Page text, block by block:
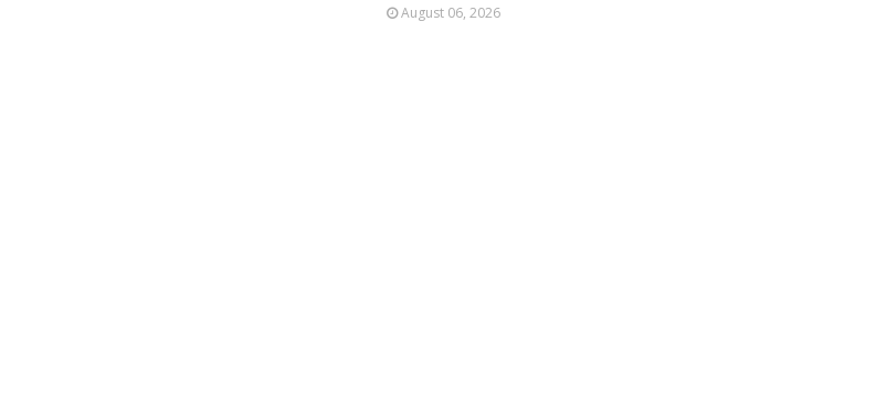
August 06, 2026